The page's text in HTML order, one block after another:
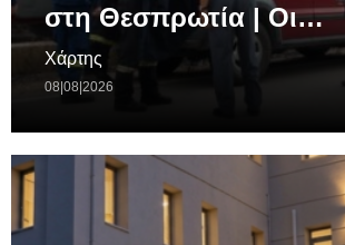
στη Θεσπρωτία | Οι…
Χάρτης
08|08|2026